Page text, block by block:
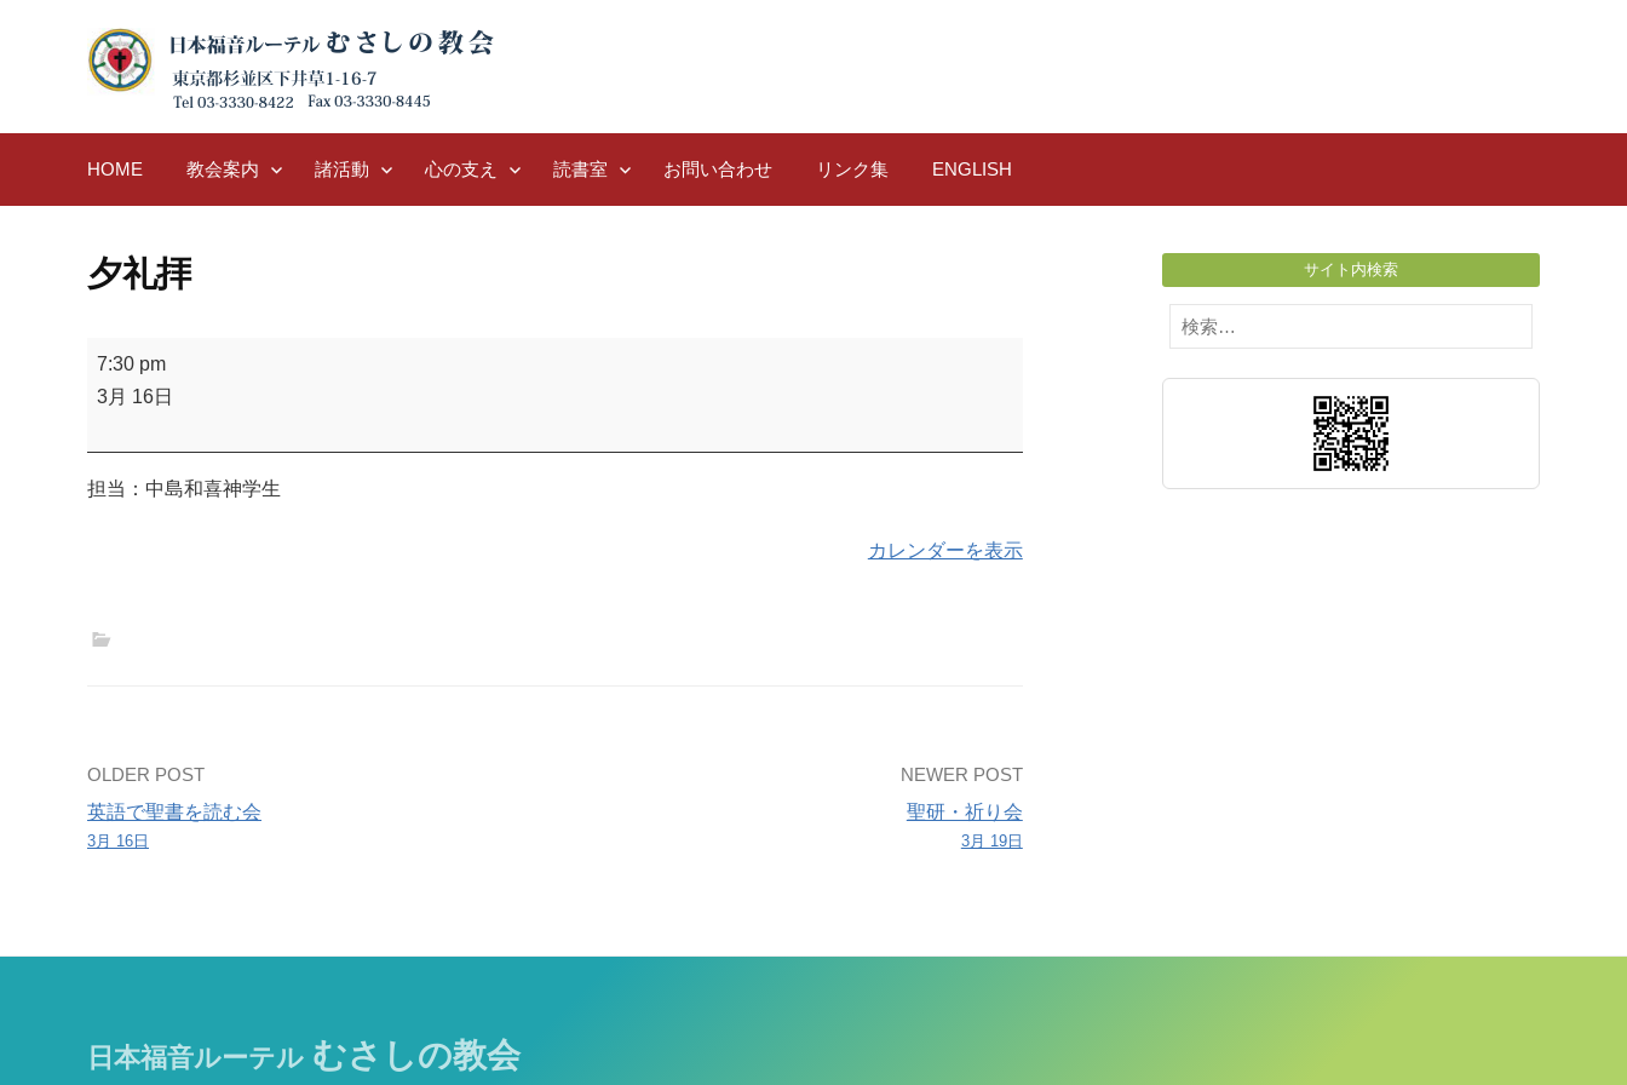
HOME 教会案内 諸活動 心の支え 読書室 お問い合わせ リンク集 ENGLISH
夕礼拝
夕
礼
7:30 pm
3月 16日
担当：中島和喜神学生
カレンダーを表示
Post
navigation
OLDER POST
英語で聖書を読む会
3月 16日
NEWER POST
聖研・祈り会
3月 19日
サイト内検索
検
索:
日本福音ルーテル むさしの教会